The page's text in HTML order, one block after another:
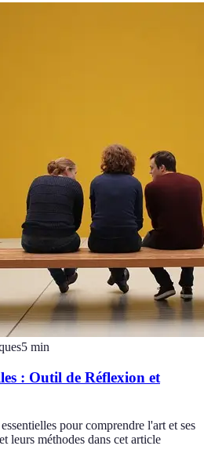
5 min
: Outil de Réflexion et
pour comprendre l'art et ses
leurs méthodes dans cet article